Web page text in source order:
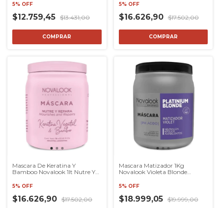
5% OFF
$12.759,45 $13.431,00
5% OFF
$16.626,90 $17.502,00
Mascara De Keratina Y
Bamboo Novalook 1lt Nutre Y
5% OFF
$16.626,90 $17.502,00
Mascara Matizador 1Kg
Novalook Violeta Blonde
Platinium Blonde Violeta
Matizador
5% OFF
$18.999,05 $19.999,00